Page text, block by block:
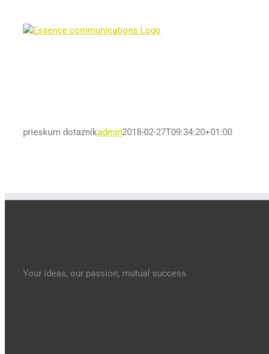
prieskum dotazníkadmin2018-02-27T09:34:20+01:00
Your ideas, our passion, mutual success